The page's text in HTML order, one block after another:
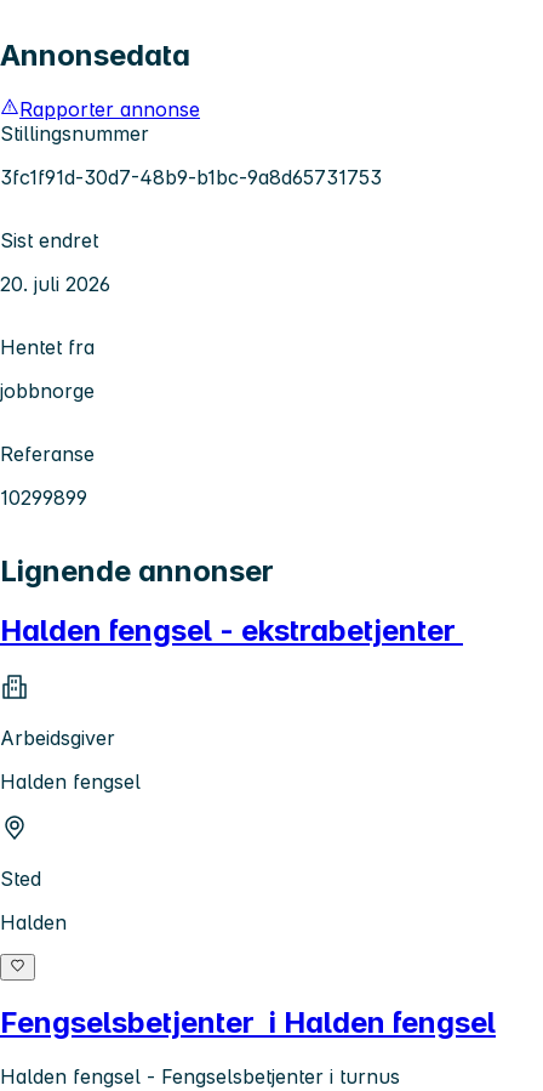
Annonsedata
Rapporter annonse
Stillingsnummer
3fc1f91d-30d7-48b9-b1bc-9a8d65731753
Sist endret
20. juli 2026
Hentet fra
jobbnorge
Referanse
10299899
Lignende annonser
Halden fengsel - ekstrabetjenter
Arbeidsgiver
Halden fengsel
Sted
Halden
Fengselsbetjenter i Halden fengsel
Halden fengsel - Fengselsbetjenter i turnus